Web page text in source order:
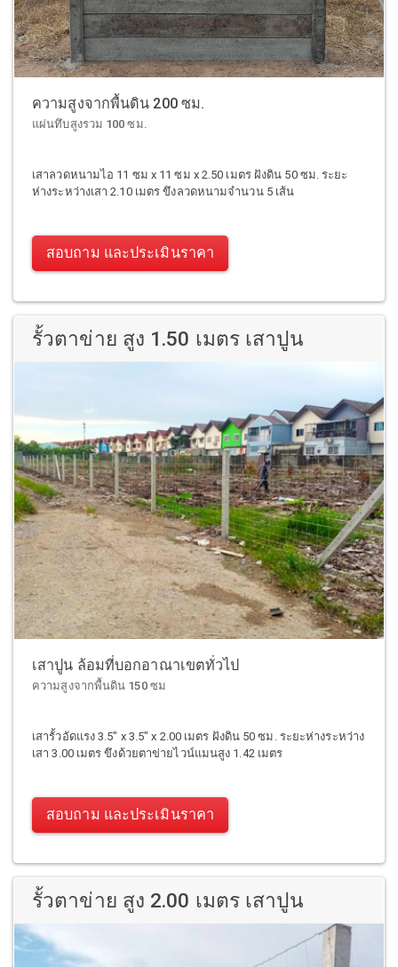
ความสูงจากพื้นดิน 200 ซม.
แผ่นทึบสูงรวม 100 ซม.
เสาลวดหนามไอ 11 ซม x 11 ซม x 2.50 เมตร ฝังดิน 50 ซม. ระยะ
ห่างระหว่างเสา 2.10 เมตร ขึงลวดหนามจำนวน 5 เส้น
สอบถาม และประเมินราคา
รั้วตาข่าย สูง 1.50 เมตร เสาปูน
เสาปูน ล้อมที่บอกอาณาเขตทั่วไป
ความสูงจากพื้นดิน 150 ซม
เสารั้วอัดแรง 3.5" x 3.5" x 2.00 เมตร ฝังดิน 50 ซม. ระยะห่างระหว่าง
เสา 3.00 เมตร ขึงด้วยตาข่ายไวน์แมนสูง 1.42 เมตร
สอบถาม และประเมินราคา
รั้วตาข่าย สูง 2.00 เมตร เสาปูน